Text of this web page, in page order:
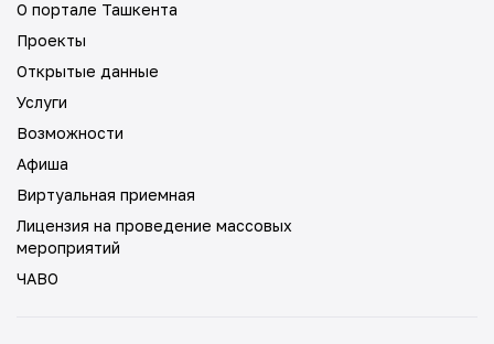
О портале Ташкента
Проекты
Открытые данные
Услуги
Возможности
Афиша
Виртуальная приемная
Лицензия на проведение массовых
мероприятий
ЧАВО